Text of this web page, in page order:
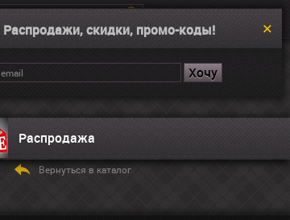
запрос, например “Dual Time”
товаров
Распродажа
Вернуться в каталог
Распродажи, скидки, промо-коды!